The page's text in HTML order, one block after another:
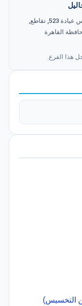
📍 العنوان: برج دار الفؤاد الطبى الدور الخامس عيادة 523, تقاطع,
القاهرة‬
هذا الفرع.
التخسيس)